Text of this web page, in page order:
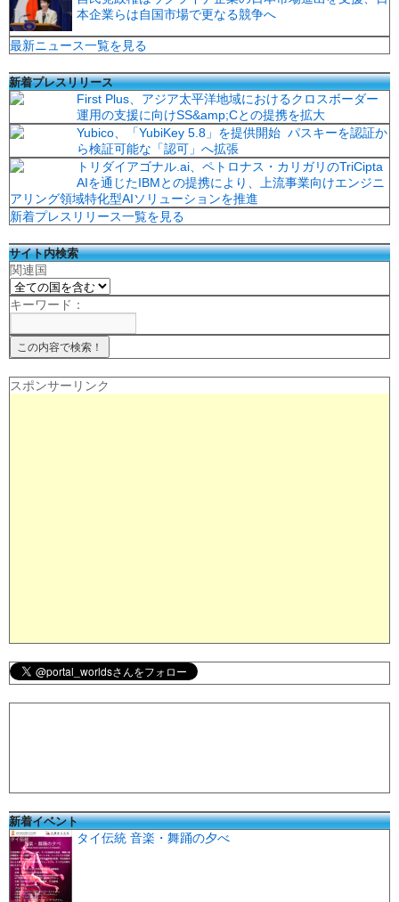
本企業らは自国市場で更なる競争へ
最新ニュース一覧を見る
新着プレスリリース
First Plus、アジア太平洋地域におけるクロスボーダー
運用の支援に向けSS&amp;Cとの提携を拡大
Yubico、「YubiKey 5.8」を提供開始 パスキーを認証か
ら検証可能な「認可」へ拡張
トリダイアゴナル.ai、ペトロナス・カリガリのTriCipta
AIを通じたIBMとの提携により、上流事業向けエンジニ
アリング領域特化型AIソリューションを推進
新着プレスリリース一覧を見る
サイト内検索
関連国
キーワード：
スポンサーリンク
新着イベント
タイ伝統 音楽・舞踊の夕べ